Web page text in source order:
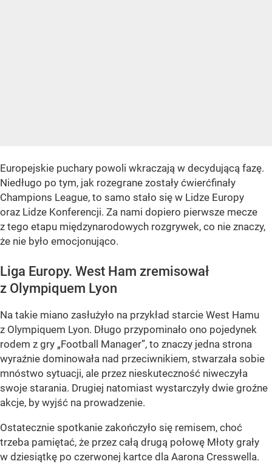
Europejskie puchary powoli wkraczają w decydującą fazę.
Niedługo po tym, jak rozegrane zostały ćwierćfinały
Champions League, to samo stało się w Lidze Europy
oraz Lidze Konferencji. Za nami dopiero pierwsze mecze
z tego etapu międzynarodowych rozgrywek, co nie znaczy,
że nie było emocjonująco.
Liga Europy. West Ham zremisował
z Olympiquem Lyon
Na takie miano zasłużyło na przykład starcie West Hamu
z Olympiquem Lyon. Długo przypominało ono pojedynek
rodem z gry „Football Manager”, to znaczy jedna strona
wyraźnie dominowała nad przeciwnikiem, stwarzała sobie
mnóstwo sytuacji, ale przez nieskuteczność niweczyła
swoje starania. Drugiej natomiast wystarczyły dwie groźne
akcje, by wyjść na prowadzenie.
Ostatecznie spotkanie zakończyło się remisem, choć
trzeba pamiętać, że przez całą drugą połowę Młoty grały
w dziesiątkę po czerwonej kartce dla Aarona Cresswella.